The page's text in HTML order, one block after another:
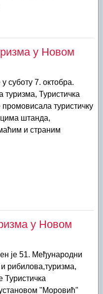
у Новом
суботу 7. октобра.
туризма, Туристичка
туристичку
штанда,
и страним
у Новом
је 51. Међународни
рибилова,туризма,
Туристичка
"Моровић"